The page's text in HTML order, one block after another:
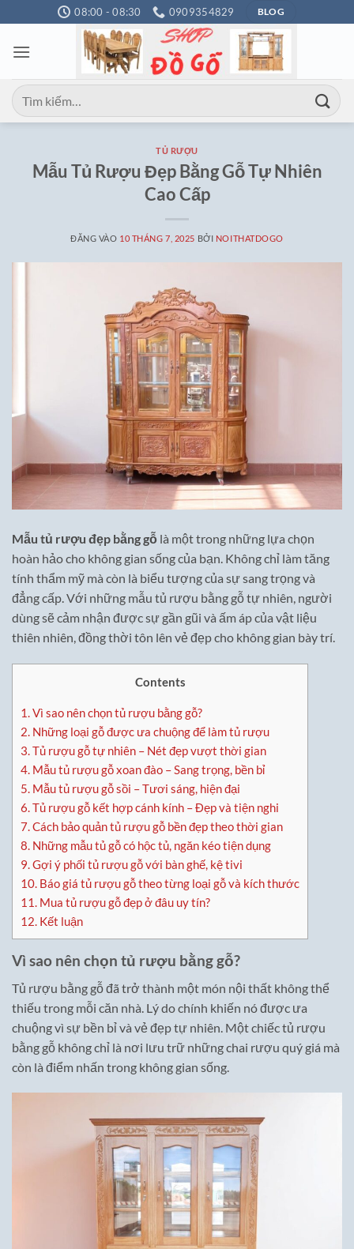
qua
nội
08:00 - 08:30 0909354829 BLOG
Tìm
kiếm:
TỦ RƯỢU
Mẫu Tủ Rượu Đẹp Bằng Gỗ Tự Nhiên
Cao Cấp
ĐĂNG VÀO 10 THÁNG 7, 2025 BỞI NOITHATDOGO
Mẫu tủ rượu đẹp bằng gỗ là một trong những lựa chọn
hoàn hảo cho không gian sống của bạn. Không chỉ làm tăng
tính thẩm mỹ mà còn là biểu tượng của sự sang trọng và
đẳng cấp. Với những mẫu tủ rượu bằng gỗ tự nhiên, người
dùng sẽ cảm nhận được sự gần gũi và ấm áp của vật liệu
thiên nhiên, đồng thời tôn lên vẻ đẹp cho không gian bày trí.
Contents
1.Vì sao nên chọn tủ rượu bằng gỗ?
2. Những loại gỗ được ưa chuộng để làm tủ rượu
3.Tủ rượu gỗ tự nhiên – Nét đẹp vượt thời gian
4. Mẫu tủ rượu gỗ xoan đào – Sang trọng, bền bỉ
5. Mẫu tủ rượu gỗ sồi – Tươi sáng, hiện đại
6.Tủ rượu gỗ kết hợp cánh kính – Đẹp và tiện nghi
7.Cách bảo quản tủ rượu gỗ bền đẹp theo thời gian
8. Những mẫu tủ gỗ có hộc tủ, ngăn kéo tiện dụng
9.Gợi ý phối tủ rượu gỗ với bàn ghế, kệ tivi
10. Báo giá tủ rượu gỗ theo từng loại gỗ và kích thước
11. Mua tủ rượu gỗ đẹp ở đâu uy tín?
12. Kết luận
Vì sao nên chọn tủ rượu bằng gỗ?
Tủ rượu bằng gỗ đã trở thành một món nội thất không thể
thiếu trong mỗi căn nhà. Lý do chính khiến nó được ưa
chuộng vì sự bền bỉ và vẻ đẹp tự nhiên. Một chiếc tủ rượu
bằng gỗ không chỉ là nơi lưu trữ những chai rượu quý giá mà
còn là điểm nhấn trong không gian sống.